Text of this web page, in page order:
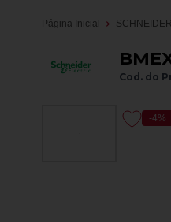
Página Inicial SCHNEIDER
Cod. do
-4%